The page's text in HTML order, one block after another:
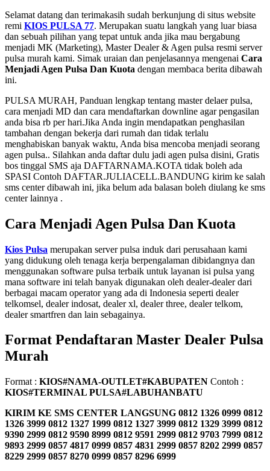
Selamat datang dan terimakasih sudah berkunjung di situs website
remi KIOS PULSA 77. Merupakan suatu langkah yang luar biasa
dan sebuah pilihan yang tepat untuk anda jika mau bergabung
menjadi MK (Marketing), Master Dealer & Agen pulsa resmi server
pulsa murah kami. Simak uraian dan penjelasannya mengenai Cara
Menjadi Agen Pulsa Dan Kuota dengan membaca berita dibawah
ini.
PULSA MURAH, Panduan lengkap tentang master delaer pulsa,
cara menjadi MD dan cara mendaftarkan downline agar pengasilan
anda bisa rb per hari.Jika Anda ingin mendapatkan penghasilan
tambahan dengan bekerja dari rumah dan tidak terlalu
menghabiskan banyak waktu, Anda bisa mencoba menjadi seorang
agen pulsa.. Silahkan anda daftar dulu jadi agen pulsa disini, Gratis
bos tinggal SMS aja DAFTARNAMA.KOTA tidak boleh ada
SPASI Contoh DAFTAR.JULIACELL.BANDUNG kirim ke salah
sms center dibawah ini, jika belum ada balasan boleh diulang ke sms
center lainnya .
Cara Menjadi Agen Pulsa Dan Kuota
Kios Pulsa merupakan server pulsa induk dari perusahaan kami
yang didukung oleh tenaga kerja berpengalaman dibidangnya dan
menggunakan software pulsa terbaik untuk layanan isi pulsa yang
mana software ini telah banyak digunakan oleh dealer-dealer dari
berbagai macam operator yang ada di Indonesia seperti dealer
telkomsel, dealer indosat, dealer xl, dealer three, dealer telkom,
dealer smartfren dan lain sebagainya.
Format Pendaftaran Master Dealer Pulsa
Murah
Format : KIOS#NAMA-OUTLET#KABUPATEN Contoh :
KIOS#TERMINAL PULSA#LABUHANBATU
KIRIM KE SMS CENTER LANGSUNG 0812 1326 0999 0812
1326 3999 0812 1327 1999 0812 1327 3999 0812 1329 3999 0812
9390 2999 0812 9590 8999 0812 9591 2999 0812 9703 7999 0812
9893 2999 0857 4817 0999 0857 4831 2999 0857 8202 2999 0857
8229 2999 0857 8270 0999 0857 8296 6999